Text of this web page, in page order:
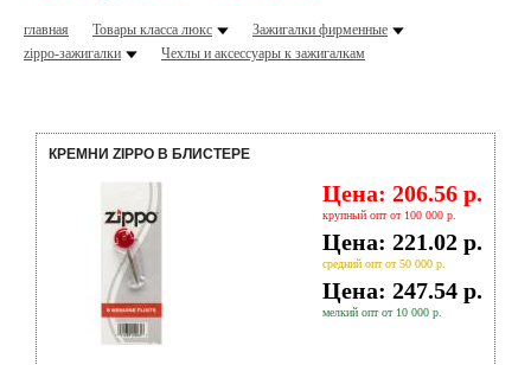
главная Товары класса люкс
Зажигалки фирменные
zippo-зажигалки
Чехлы и аксессуары к зажигалкам
КРЕМНИ ZIPPO В БЛИСТЕРЕ
Цена: 206.56 р.
крупный опт от 100 000 р.
Цена: 221.02 р.
средний опт от 50 000 р.
Цена: 247.54 р.
мелкий опт от 10 000 р.